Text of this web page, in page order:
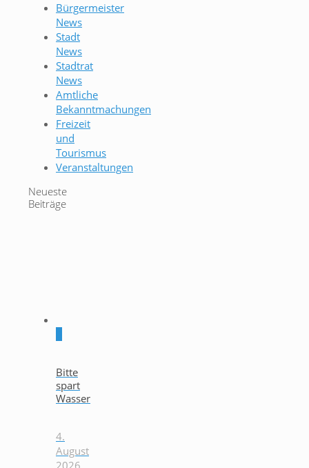
Bürgermeister
News
Stadt
News
Stadtrat
News
Amtliche
Bekanntmachungen
Freizeit
und
Tourismus
Veranstaltungen
Neueste
Beiträge
Bitte
spart
Wasser
4.
August